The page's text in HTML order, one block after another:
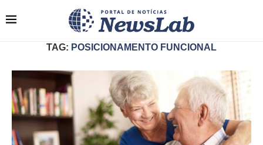
TAG: POSICIONAMENTO FUNCIONAL